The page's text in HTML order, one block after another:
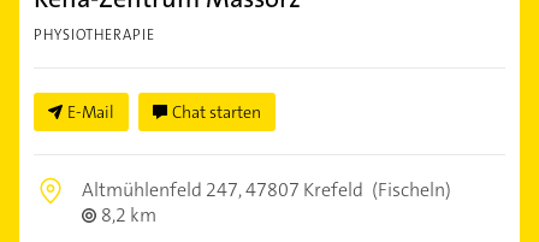
PHYSIOTHERAPIE
E-Mail Chat starten
Altmühlenfeld 247,47807 Krefeld (Fischeln)
8,2 km